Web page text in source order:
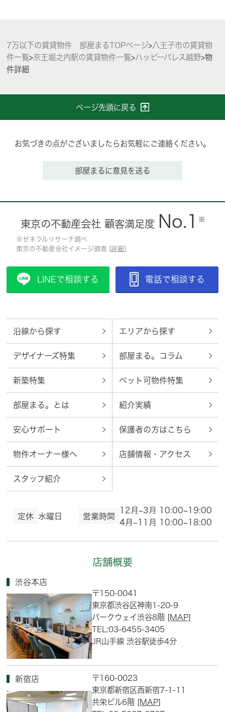
7万以下の賃貸物件 部屋まるTOPページ>八王子市の賃貸物
件一覧>京王堀之内駅の賃貸物件一覧>ハッピーパレス越野>物
件詳細
ページ先頭に戻る
お気づきの点がございましたらお気軽にご連絡ください。
部屋まるに意見を送る
東京の不動産会社 顧客満足度 No.1 ※
※ゼネラルリサーチ調べ
東京の不動産会社イメージ調査 [ 詳細
LINEで相談する 電話で相談する
沿線から探す エリアから探す
デザイナーズ特集 部屋まる。コラム
新築特集 ペット可物件特集
部屋まる。とは 紹介実績
安心サポート 保護者の方はこちら
物件オーナー様へ 店舗情報・アクセス
スタッフ紹介
定休 水曜日 営業時間
12月~3月 10:00~19:00
4月~11月 10:00~18:00
店舗概要
渋谷本店
〒150-0041
東京都渋谷区神南1-20-9
パークウェイ渋谷8階 [MAP]
TEL:03-6455-3405
JR山手線 渋谷駅徒歩4分
新宿店
〒160-0023
東京都新宿区西新宿7-1-11
共栄ビル6階 [MAP]